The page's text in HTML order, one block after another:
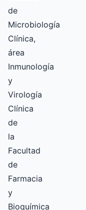
de
Microbiología
Clínica,
área
Inmunología
y
Virología
Clínica
de
la
Facultad
de
Farmacia
y
Bioquímica